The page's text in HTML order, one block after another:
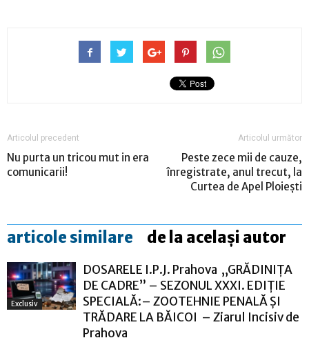
Articolul precedent
Nu purta un tricou mut in era
comunicarii!
Articolul următor
Peste zece mii de cauze,
înregistrate, anul trecut, la
Curtea de Apel Ploieşti
articole similare de la același autor
Exclusiv
DOSARELE I.P.J. Prahova „GRĂDINIȚA
DE CADRE” – SEZONUL XXXI. EDIȚIE
SPECIALĂ:– ZOOTEHNIE PENALĂ ȘI
TRĂDARE LA BĂICOI – Ziarul Incisiv de
Prahova